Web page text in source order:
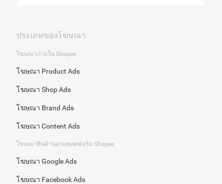
ประเภทของโฆษณา
โฆษณาภายใน Shopee
โฆษณา Product Ads
โฆษณา Shop Ads
โฆษณา Brand Ads
โฆษณา Content Ads
โฆษณาสินค้านอกแพลตฟอร์ม Shopee
โฆษณา Google Ads
โฆษณา Facebook Ads